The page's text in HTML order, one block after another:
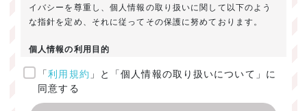
イバシーを尊重し、個人情報の取り扱いに関して以下のよう
な指針を定め、それに従ってその保護に努めております。
個人情報の利用目的
ご提供いただきました個人情報は、以下のためにのみ利用い
たします。
「利用規約 」と「個人情報の取り扱いについて」に
同意する